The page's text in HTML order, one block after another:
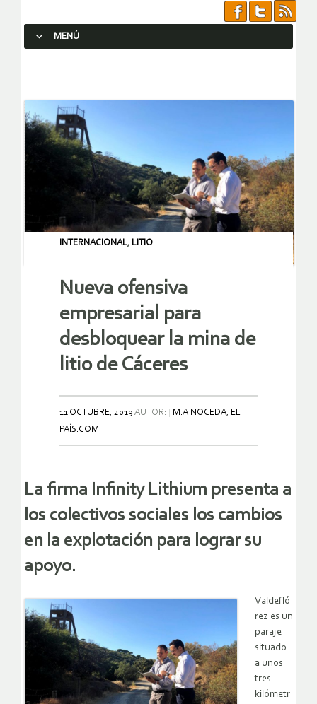
MENÚ
INTERNACIONAL, LITIO
Nueva ofensiva
empresarial para
desbloquear la mina de
litio de Cáceres
11 OCTUBRE, 2019 AUTOR:
M.A NOCEDA, EL
PAÍS.COM
La firma Infinity Lithium presenta a
los colectivos sociales los cambios
en la explotación para lograr su
apoyo.
Valdefló
rez es un
paraje
situado
a unos
tres
kilómetr